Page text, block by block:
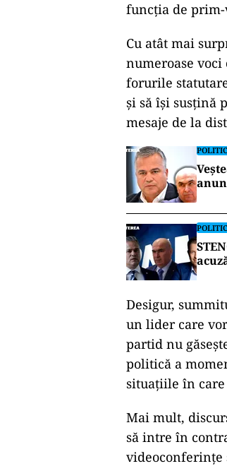
funcția de
Cu atât mai
numeroase voci
forurile
și să își susțină
mesaje de la
Desigur,
un lider care
partid nu
politică a
situațiile în
Mai mult,
să intre în